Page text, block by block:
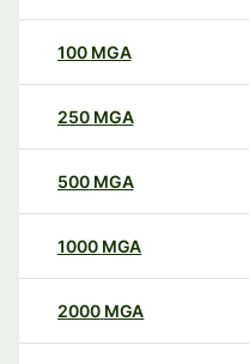
100 MGA
250 MGA
500 MGA
1000 MGA
2000 MGA